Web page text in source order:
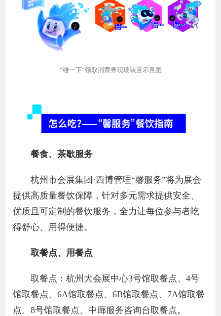
“碰一下”领取消费券现场装置示意图
餐食、茶歇服务
杭州市会展集团·西博管理“馨服务”将为展会
提供高质量餐饮保障，针对多元需求提供安全、
优质且可定制的餐饮服务，全力让每位参与者吃
得舒心、用得便捷。
取餐点、用餐点
取餐点：杭州大会展中心3号馆取餐点、4号
馆取餐点、6A馆取餐点、6B馆取餐点、7A馆取餐
点、8号馆取餐点、中廊服务咨询台取餐点。